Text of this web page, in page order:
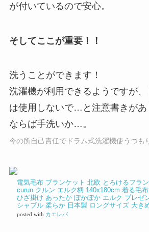
が付いているので安心。
そしてここが重要！！
洗うことができます！
洗濯機が利用できるようですが
は使用しないで…と注意書きがあ
ならば手洗いか…。
今の所自己責任でドラム式洗濯機使うつも
電気毛布 ブランケット 北欧 とろけるフラ
curun クルン エルク柄 140x180cm 着る毛
ひざ掛け あったか ぽかぽか エルク プレゼ
シャブル 柔らか 日本製 ロングサイズ 大き
posted with カエレバ